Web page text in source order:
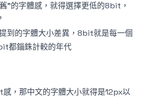
"的字體感，就得選擇更低的8bit，
到的字體大小差異，8bit就是每一個
都錙銖計較的年代
，那中文的字體大小就得是12px以